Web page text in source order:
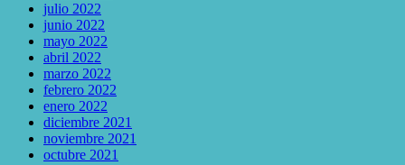
julio 2022
junio 2022
mayo 2022
abril 2022
marzo 2022
febrero 2022
enero 2022
diciembre 2021
noviembre 2021
octubre 2021